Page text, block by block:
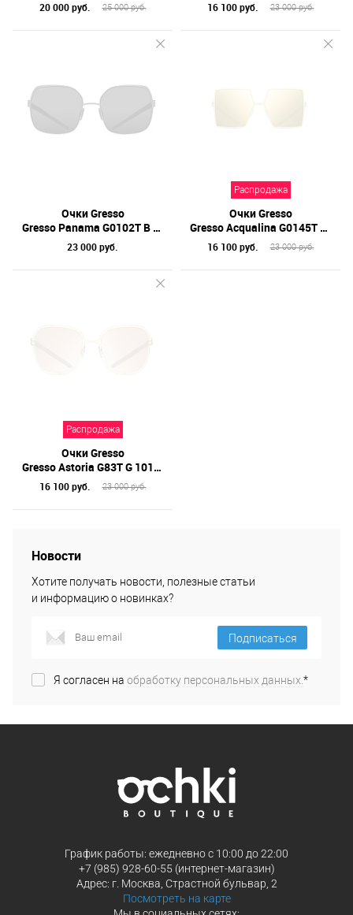
20 000 руб. 25 000 руб. 16 100 руб. 23 000 руб.
Очки Gresso
Gresso Panama G0102T B 011 58
23 000 руб.
Распродажа
Очки Gresso
Gresso Acqualina G0145T G 19 56
16 100 руб. 23 000 руб.
Распродажа
Очки Gresso
Gresso Astoria G83T G 101 57
16 100 руб. 23 000 руб.
Новости
Хотите получать новости, полезные статьи
и информацию о новинках?
Подписаться
Я согласен на обработку персональных данных.*
График работы: ежедневно с 10:00 до 22:00
+7 (985) 928-60-55 (интернет-магазин)
Адрес: г. Москва, Страстной бульвар, 2
Посмотреть на карте